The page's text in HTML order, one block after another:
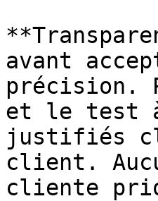
avant
précision.
et le test
justifiés
client.
cliente